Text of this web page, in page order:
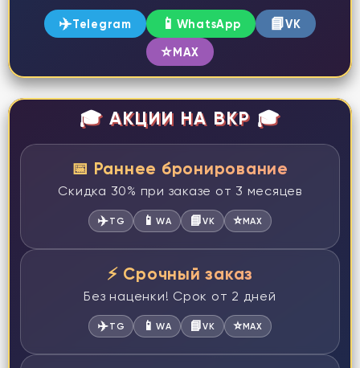
✈️Telegram 📱 WhatsApp 📘VK
⭐MAX
🎓 АКЦИИ НА ВКР 🎓
📅 Раннее бронирование
Скидка 30% при заказе от 3 месяцев
✈️TG 📱WA 📘VK ⭐MAX
⚡ Срочный заказ
Без наценки! Срок от 2 дней
✈️TG 📱WA 📘VK ⭐MAX